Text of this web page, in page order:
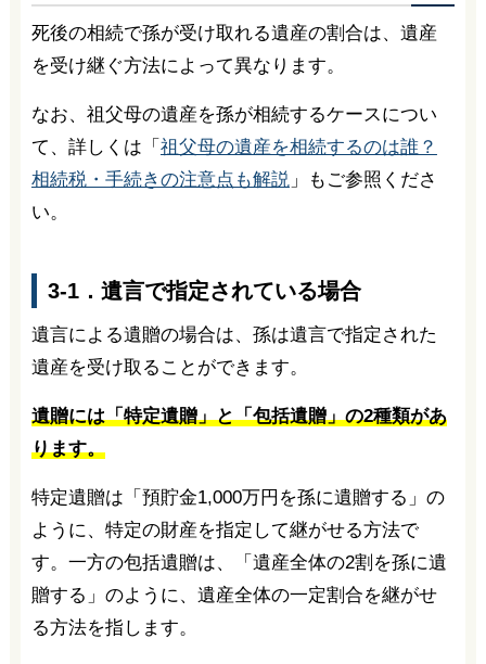
死後の相続で孫が受け取れる遺産の割合は、遺産
を受け継ぐ方法によって異なります。
なお、祖父母の遺産を孫が相続するケースについ
て、詳しくは「 祖父母の遺産を相続するのは誰？
相続税・手続きの注意点も解説」もご参照くださ
い。
3-1．遺言で指定されている場合
遺言による遺贈の場合は、孫は遺言で指定された
遺産を受け取ることができます。
遺贈には「特定遺贈」と「包括遺贈」の2種類があ
ります。
特定遺贈は「預貯金1,000万円を孫に遺贈する」の
ように、特定の財産を指定して継がせる方法で
す。一方の包括遺贈は、「遺産全体の2割を孫に遺
贈する」のように、遺産全体の一定割合を継がせ
る方法を指します。